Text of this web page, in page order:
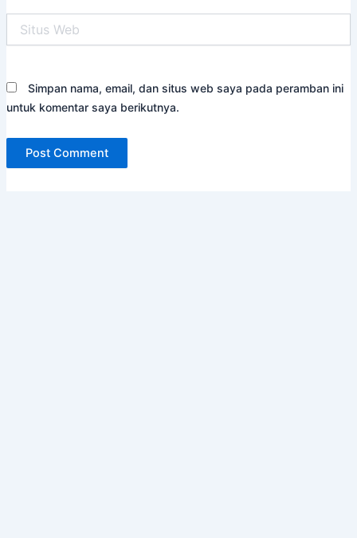
Web
Simpan nama, email, dan situs web saya pada peramban ini
untuk komentar saya berikutnya.